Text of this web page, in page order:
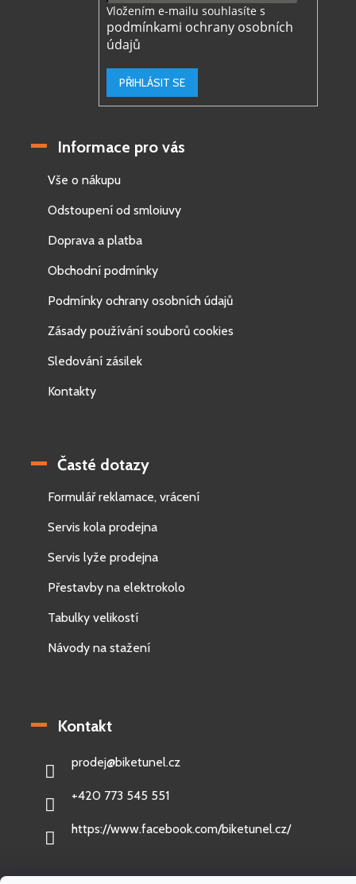
Vložením e-mailu souhlasíte s
podmínkami ochrany osobních
údajů
PŘIHLÁSIT SE
Informace pro vás
Vše o nákupu
Odstoupení od smloiuvy
Doprava a platba
Obchodní podmínky
Podmínky ochrany osobních údajů
Zásady používání souborů cookies
Sledování zásilek
Kontakty
Časté dotazy
Formulář reklamace, vrácení
Servis kola prodejna
Servis lyže prodejna
Přestavby na elektrokolo
Tabulky velikostí
Návody na stažení
Kontakt
prodej@biketunel.cz
+420 773 545 551
https://www.facebook.com/biketunel.cz/